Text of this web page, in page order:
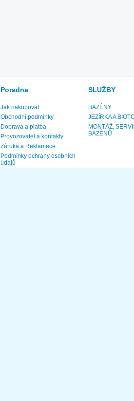
Poradna
Jak nakupovat
Obchodní podmínky
Doprava a platba
Provozovatel a kontakty
Záruka a Reklamace
Podmínky ochrany osobních
údajů
SLUŽBY
BAZÉNY
JEZÍRKA A
MONTÁŽ,
BAZÉNŮ